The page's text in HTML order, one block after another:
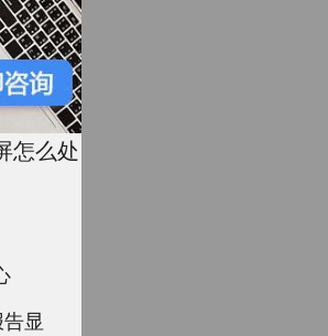
怎么处
显